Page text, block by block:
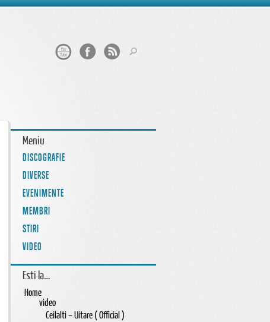
Meniu
DISCOGRAFIE
DIVERSE
EVENIMENTE
MEMBRI
STIRI
VIDEO
Esti la…
Home
video
Ceilalti – Uitare ( Official )